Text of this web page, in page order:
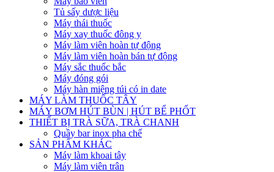
Tủ sấy dược liệu
Máy thái thuốc
Máy xay thuốc đông y
Máy làm viên hoàn tự động
Máy làm viên hoàn bán tự động
Máy sắc thuốc bắc
Máy đóng gói
Máy hàn miệng túi có in date
MÁY LÀM THUỐC TÂY
MÁY BƠM HÚT BÙN | HÚT BỂ PHỐT
THIẾT BỊ TRÀ SỮA, TRÀ CHANH
Quầy bar inox pha chế
SẢN PHẨM KHÁC
Máy làm khoai tây
Máy làm viên trân